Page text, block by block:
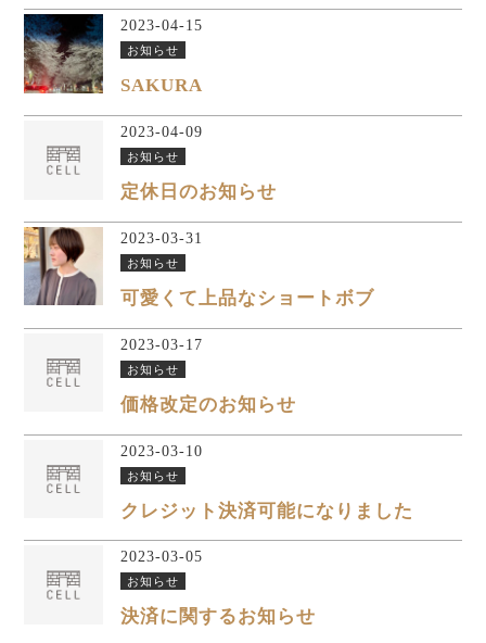
2023-04-15
お知らせ
SAKURA
2023-04-09
お知らせ
定休日のお知らせ
2023-03-31
お知らせ
可愛くて上品なショートボブ
2023-03-17
お知らせ
価格改定のお知らせ
2023-03-10
お知らせ
クレジット決済可能になりました
2023-03-05
お知らせ
決済に関するお知らせ